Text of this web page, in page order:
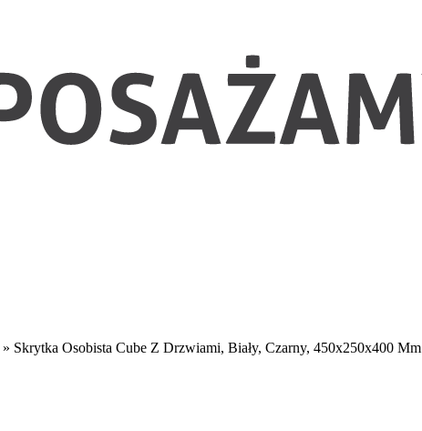
» Skrytka Osobista Cube Z Drzwiami, Biały, Czarny, 450x250x400 Mm